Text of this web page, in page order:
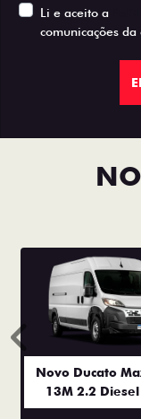
Li e aceito a
comunicações da
Novo Ducato
13M 2.2